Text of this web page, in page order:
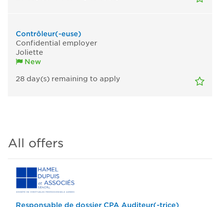
Contrôleur(-euse)
Confidential employer
Joliette
New
28 day(s) remaining to apply
All offers
Responsable de dossier CPA Auditeur(-trice)